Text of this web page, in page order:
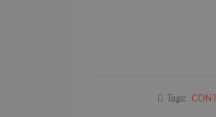
Tags: